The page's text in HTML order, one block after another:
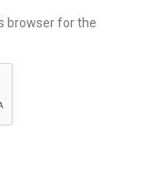
browser for the